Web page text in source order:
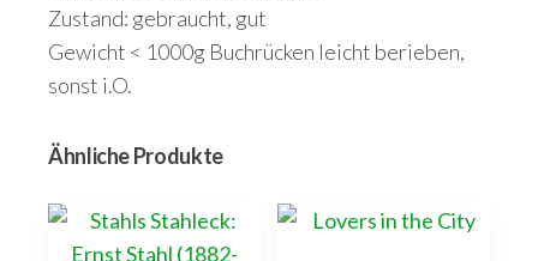
Zustand: gebraucht, gut
Gewicht < 1000g Buchrücken leicht berieben,
sonst i.O.
Ähnliche Produkte